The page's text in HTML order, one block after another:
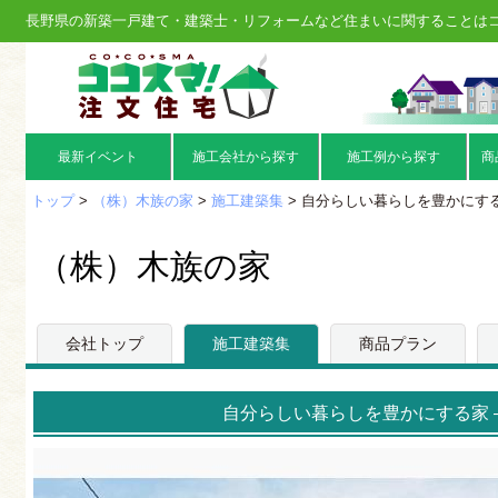
長野県の新築一戸建て・建築士・リフォームなど住まいに関することは
最新イベント 施工会社から探す 施工例から探す 商
トップ> （株）木族の家 > 施工建築集 > 自分らしい暮らしを豊かにす
（株）木族の家
会社トップ 施工建築集 商品プラン
自分らしい暮らしを豊かにする家